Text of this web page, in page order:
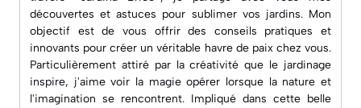
découvertes et astuces pour sublimer vos jardins. Mon
objectif est de vous offrir des conseils pratiques et
innovants pour créer un véritable havre de paix chez vous.
Particulièrement attiré par la créativité que le jardinage
inspire, j'aime voir la magie opérer lorsque la nature et
l'imagination se rencontrent. Impliqué dans cette belle